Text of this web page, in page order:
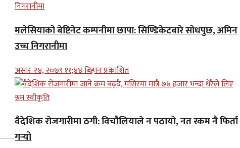
मलेसियाको बेष्टिनेट कम्पनीमा छापा: सिण्डिकेटबारे सोधपुछ, अमिन
उच्च निगरानीमा
असार २४, २०७९ ११;४४ बिहान प्रकाशित
वैदेशिक रोजगारीमा ठगी: विचौलियाले न पठायो, नत रकम नै फिर्ता
गर्‍यो